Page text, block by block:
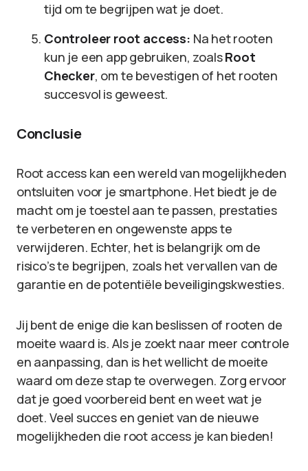
tijd om te begrijpen wat je doet.
Controleer root access: Na het rooten
kun je een app gebruiken, zoalsRoot
Checker, om te bevestigen of het rooten
succesvol is geweest.
Conclusie
Root access kan een wereld van mogelijkheden
ontsluiten voor je smartphone. Het biedt je de
macht om je toestel aan te passen, prestaties
te verbeteren en ongewenste apps te
verwijderen. Echter, het is belangrijk om de
risico’s te begrijpen, zoals het vervallen van de
garantie en de potentiële beveiligingskwesties.
Jij bent de enige die kan beslissen of rooten de
moeite waard is. Als je zoekt naar meer controle
en aanpassing, dan is het wellicht de moeite
waard om deze stap te overwegen. Zorg ervoor
dat je goed voorbereid bent en weet wat je
doet. Veel succes en geniet van de nieuwe
mogelijkheden die root access je kan bieden!